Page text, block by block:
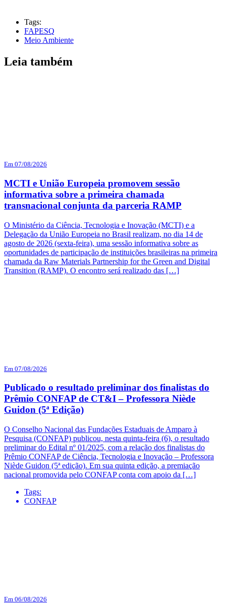
Tags:
FAPESQ
Meio Ambiente
Leia também
Em 07/08/2026
MCTI e União Europeia promovem sessão
informativa sobre a primeira chamada
transnacional conjunta da parceria RAMP
O Ministério da Ciência, Tecnologia e Inovação (MCTI) e a
Delegação da União Europeia no Brasil realizam, no dia 14 de
agosto de 2026 (sexta-feira), uma sessão informativa sobre as
oportunidades de participação de instituições brasileiras na primeira
chamada da Raw Materials Partnership for the Green and Digital
Transition (RAMP). O encontro será realizado das […]
Em 07/08/2026
Publicado o resultado preliminar dos finalistas do
Prêmio CONFAP de CT&I – Professora Niède
Guidon (5ª Edição)
O Conselho Nacional das Fundações Estaduais de Amparo à
Pesquisa (CONFAP) publicou, nesta quinta-feira (6), o resultado
preliminar do Edital nº 01/2025, com a relação dos finalistas do
Prêmio CONFAP de Ciência, Tecnologia e Inovação – Professora
Niède Guidon (5ª edição). Em sua quinta edição, a premiação
nacional promovida pelo CONFAP conta com apoio da […]
Tags:
CONFAP
Em 06/08/2026